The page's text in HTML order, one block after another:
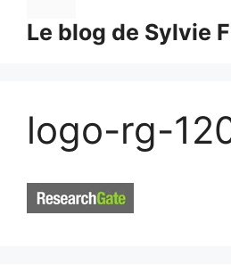
Le blog de Sylvie
logo-rg-